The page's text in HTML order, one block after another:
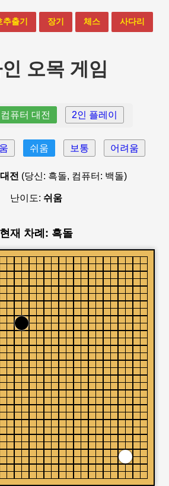
출기 장기 체스 사다리
오목 게임
컴퓨터 대전 2인 플레이
쉬움 보통 어려움
전 (당신: 흑돌, 컴퓨터: 백돌)
난이도: 쉬움
현재 차례: 흑돌